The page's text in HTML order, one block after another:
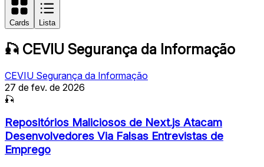
Cards Lista
🎣 CEVIU Segurança da Informação
CEVIU Segurança da Informação
27 de fev. de 2026
🎣
Repositórios Maliciosos de Next.js Atacam
Desenvolvedores Via Falsas Entrevistas de
Emprego